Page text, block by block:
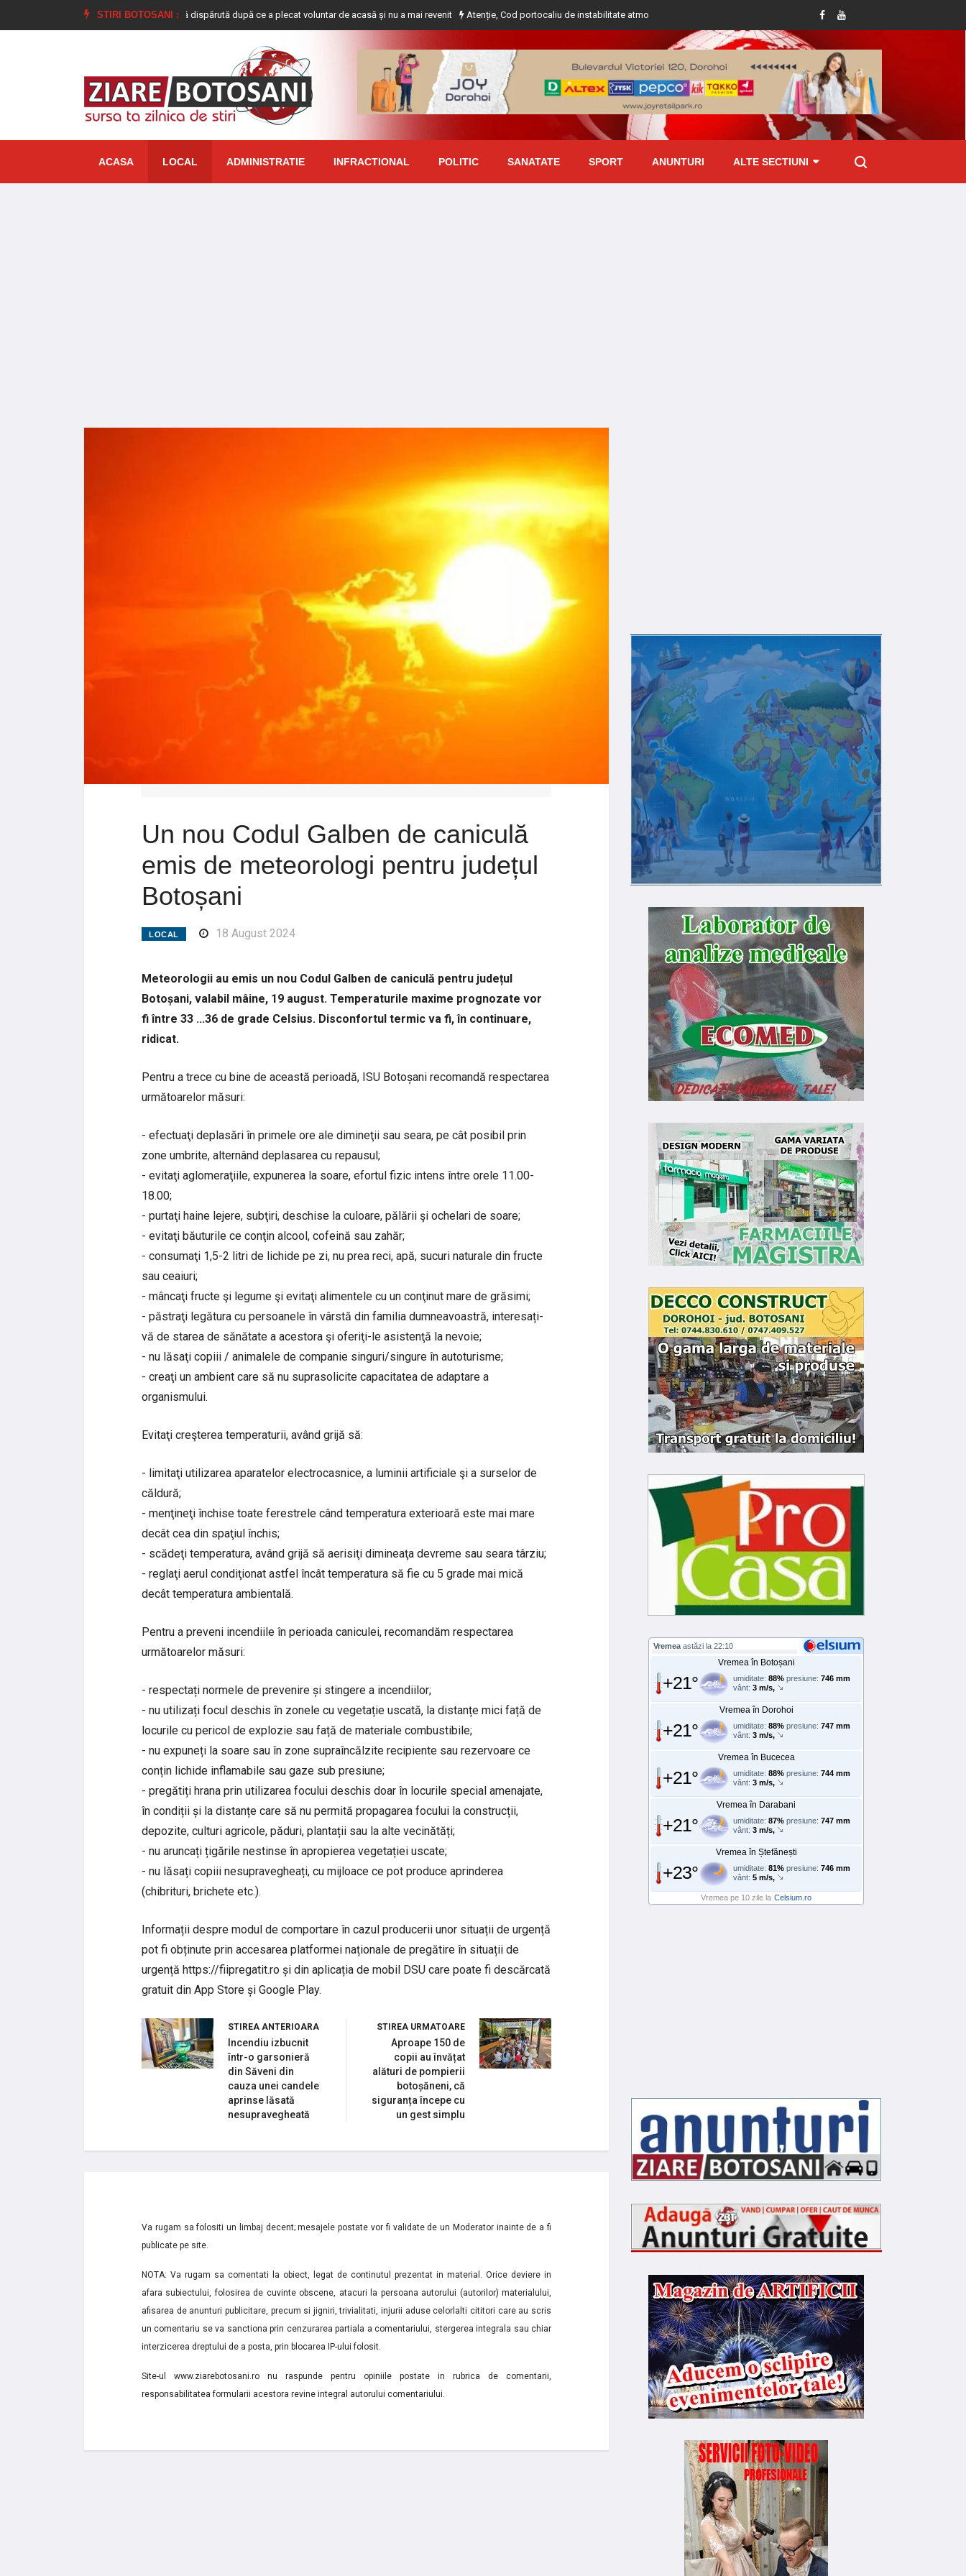
STIRI BOTOSANI :
de 17 ani, din Dimăcheni, dată dispărută după ce a plecat voluntar de acasă și nu a mai revenit Atenție, Cod portocaliu de instabilitate atmosferică pentru județul Botoșani! Femeie prinsă mangă la volan: șoferița de 49 de ani,
ACASA LOCAL ADMINISTRATIE INFRACTIONAL POLITIC SANATATE SPORT ANUNTURI ALTE SECTIUNI
Un nou Codul Galben de caniculă
emis de meteorologi pentru județul
Botoșani
LOCAL 18 August 2024
Meteorologii au emis un nou Codul Galben de caniculă pentru județul
Botoșani, valabil mâine, 19 august. Temperaturile maxime prognozate vor
fi între 33 ...36 de grade Celsius. Disconfortul termic va fi, în continuare,
ridicat.
Pentru a trece cu bine de această perioadă, ISU Botoșani recomandă respectarea
următoarelor măsuri:
- efectuaţi deplasări în primele ore ale dimineţii sau seara, pe cât posibil prin
zone umbrite, alternând deplasarea cu repausul;
- evitaţi aglomeraţiile, expunerea la soare, efortul fizic intens între orele 11.00-
18.00;
- purtaţi haine lejere, subţiri, deschise la culoare, pălării şi ochelari de soare;
- evitaţi băuturile ce conţin alcool, cofeină sau zahăr;
- consumaţi 1,5-2 litri de lichide pe zi, nu prea reci, apă, sucuri naturale din fructe
sau ceaiuri;
- mâncaţi fructe şi legume şi evitaţi alimentele cu un conţinut mare de grăsimi;
- păstraţi legătura cu persoanele în vârstă din familia dumneavoastră, interesați-
vă de starea de sănătate a acestora şi oferiţi-le asistenţă la nevoie;
- nu lăsaţi copiii / animalele de companie singuri/singure în autoturisme;
- creaţi un ambient care să nu suprasolicite capacitatea de adaptare a
organismului.
Evitaţi creşterea temperaturii, având grijă să:
- limitaţi utilizarea aparatelor electrocasnice, a luminii artificiale şi a surselor de
căldură;
- menţineţi închise toate ferestrele când temperatura exterioară este mai mare
decât cea din spaţiul închis;
- scădeţi temperatura, având grijă să aerisiţi dimineaţa devreme sau seara târziu;
- reglaţi aerul condiţionat astfel încât temperatura să fie cu 5 grade mai mică
decât temperatura ambientală.
Pentru a preveni incendiile în perioada caniculei, recomandăm respectarea
următoarelor măsuri:
- respectați normele de prevenire și stingere a incendiilor;
- nu utilizați focul deschis în zonele cu vegetație uscată, la distanțe mici față de
locurile cu pericol de explozie sau față de materiale combustibile;
- nu expuneți la soare sau în zone supraîncălzite recipiente sau rezervoare ce
conțin lichide inflamabile sau gaze sub presiune;
- pregătiți hrana prin utilizarea focului deschis doar în locurile special amenajate,
în condiții și la distanțe care să nu permită propagarea focului la construcții,
depozite, culturi agricole, păduri, plantații sau la alte vecinătăți;
- nu aruncați țigările nestinse în apropierea vegetației uscate;
- nu lăsați copiii nesupravegheați, cu mijloace ce pot produce aprinderea
(chibrituri, brichete etc.).
Informații despre modul de comportare în cazul producerii unor situații de urgență
pot fi obținute prin accesarea platformei naționale de pregătire în situații de
urgență https://fiipregatit.ro și din aplicația de mobil DSU care poate fi descărcată
gratuit din App Store și Google Play.
STIREA ANTERIOARA
Incendiu izbucnit
într-o garsonieră
din Săveni din
cauza unei candele
aprinse lăsată
nesupravegheată
STIREA URMATOARE
Aproape 150 de
copii au învățat
alături de pompierii
botoșăneni, că
siguranța începe cu
un gest simplu
Va rugam sa folositi un limbaj decent; mesajele postate vor fi validate de un Moderator inainte de a fi
publicate pe site.
NOTA: Va rugam sa comentati la obiect, legat de continutul prezentat in material. Orice deviere in
afara subiectului, folosirea de cuvinte obscene, atacuri la persoana autorului (autorilor) materialului,
afisarea de anunturi publicitare, precum si jigniri, trivialitati, injurii aduse celorlalti cititori care au scris
un comentariu se va sanctiona prin cenzurarea partiala a comentariului, stergerea integrala sau chiar
interzicerea dreptului de a posta, prin blocarea IP-ului folosit.
Site-ul www.ziarebotosani.ro nu raspunde pentru opiniile postate in rubrica de comentarii,
responsabilitatea formularii acestora revine integral autorului comentariului.
Vremea astăzi la 22:10
Vremea în Botoșani
+21° umiditate: 88% presiune: 746 mm
vânt: 3 m/s,
Vremea în Dorohoi
+21° umiditate: 88% presiune: 747 mm
vânt: 3 m/s,
Vremea în Bucecea
+21° umiditate: 88% presiune: 744 mm
vânt: 3 m/s,
Vremea în Darabani
+21° umiditate: 87% presiune: 747 mm
vânt: 3 m/s,
Vremea în Ștefănești
+23° umiditate: 81% presiune: 746 mm
vânt: 5 m/s,
Vremea pe 10 zile la Celsium.ro